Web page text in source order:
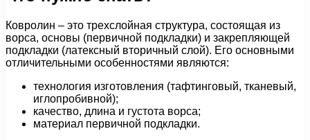
Ковролин – это трехслойная структура, состоящая из
ворса, основы (первичной подкладки) и закрепляющей
подкладки (латексный вторичный слой). Его основными
отличительными особенностями являются:
технология изготовления (тафтинговый, тканевый,
иглопробивной);
качество, длина и густота ворса;
материал первичной подкладки.